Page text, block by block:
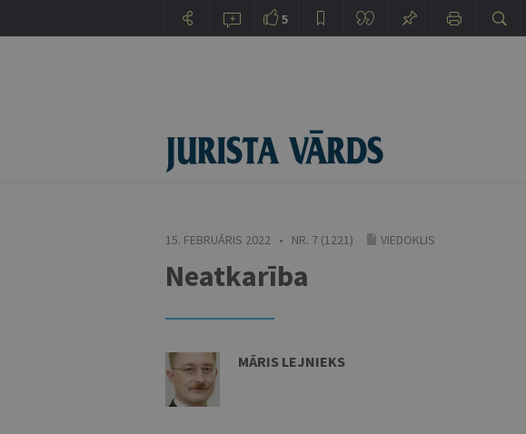
15. FEBRUĀRIS 2022 • NR. 7 (1221) VIEDOKLIS
Neatkarība
MĀRIS LEJNIEKS
5